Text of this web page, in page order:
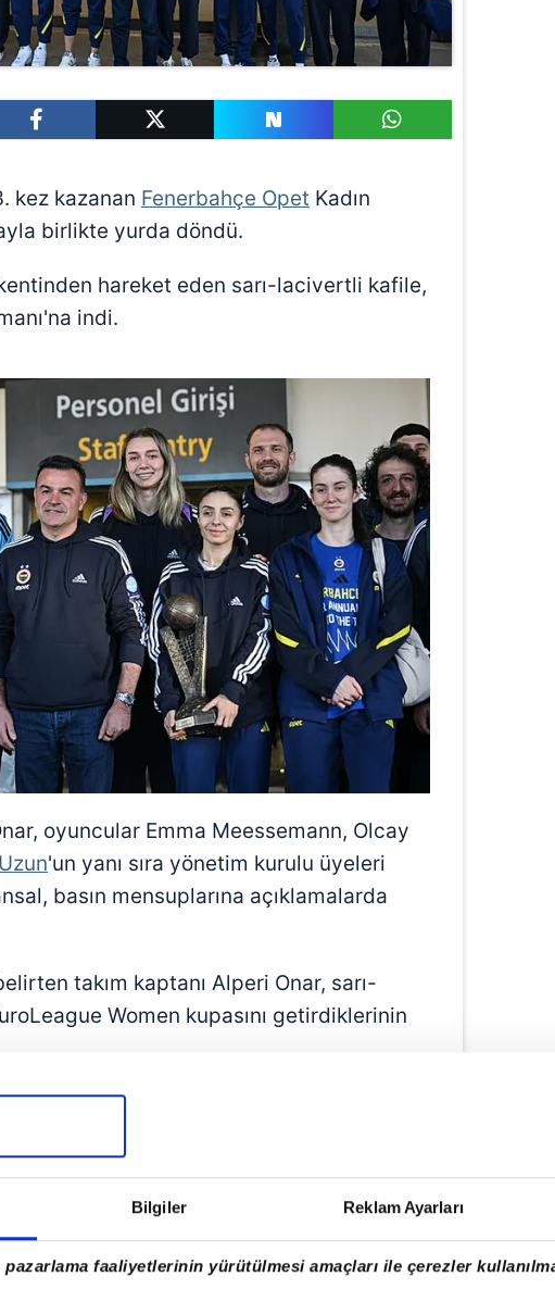
Bilgiler Reklam Ayarları
faaliyetlerinin yürütülmesi amaçları ile çerezler
kez kazanan Fenerbahçe Opet Kadın
birlikte yurda döndü.
hareket eden sarı-lacivertli kafile,
indi.
oyuncular Emma Meessemann, Olcay
'un yanı sıra yönetim kurulu üyeleri
basın mensuplarına açıklamalarda
takım kaptanı Alperi Onar, sarı-
Women kupasını getirdiklerinin
Final Four, play-off ve şimdi de Final
yapan deneyimli sporcu, "Düzenli ve
oluşturup üst düzey organizasyonların
sebeple 3. kupayı ülkemize getirmek,
kulübümüze getirmek bizim için çok
Bu kulüpte 5. senemi yaşıyorum.